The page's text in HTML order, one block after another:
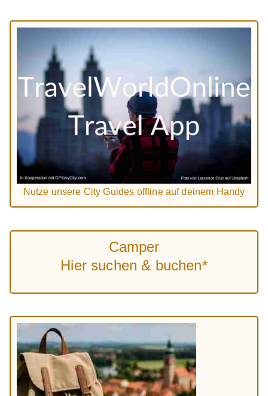
Nutze unsere City Guides offline auf deinem Handy
Camper
Hier suchen & buchen*